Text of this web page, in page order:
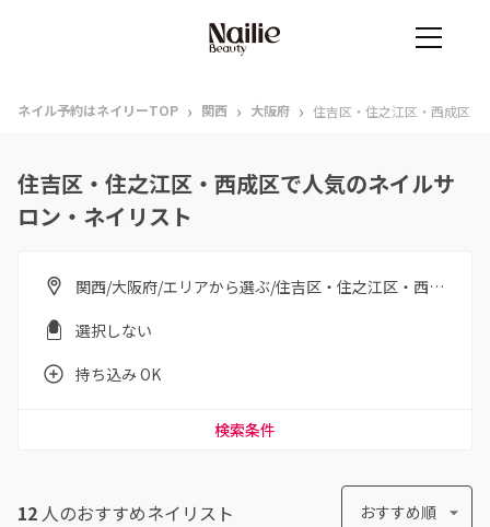
ネイル予約はネイリーTOP › 関西 › 大阪府 › 住吉区・住之江区・西成区
住吉区・住之江区・西成区で人気のネイルサ
ロン・ネイリスト
関西/大阪府/エリアから選ぶ/住吉区・住之江区・西成区
選択しない
持ち込み OK
検索条件
12 人のおすすめネイリスト おすすめ順